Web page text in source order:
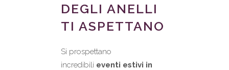
DEGLI ANELLI
TI ASPETTANO
Si prospettano
incredibili eventi estivi in